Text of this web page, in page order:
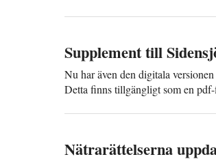
Supplement till
Nu har även den digitala
Detta finns till­gängligt som en
Nätra­rättelserna